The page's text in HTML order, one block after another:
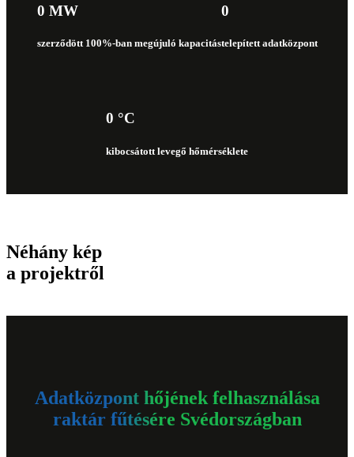
0 MW
szerződött 100%-ban megújuló kapacitás
0
telepített adatközpont
0 °C
kibocsátott levegő hőmérséklete
Néhány kép
a projektről
Adatközpont hőjének felhasználása
raktár fűtésére Svédországban